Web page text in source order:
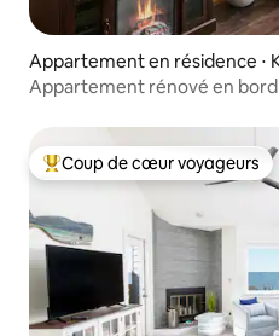
Appartement en résidence ⋅
Appartement rénové en
Coups de cœur voyageurs les
Coup de cœur voyageurs